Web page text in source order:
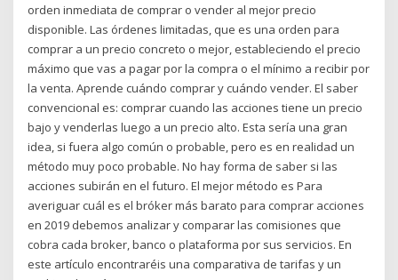
orden inmediata de comprar o vender al mejor precio
disponible. Las órdenes limitadas, que es una orden para
comprar a un precio concreto o mejor, estableciendo el precio
máximo que vas a pagar por la compra o el mínimo a recibir por
la venta. Aprende cuándo comprar y cuándo vender. El saber
convencional es: comprar cuando las acciones tiene un precio
bajo y venderlas luego a un precio alto. Esta sería una gran
idea, si fuera algo común o probable, pero es en realidad un
método muy poco probable. No hay forma de saber si las
acciones subirán en el futuro. El mejor método es Para
averiguar cuál es el bróker más barato para comprar acciones
en 2019 debemos analizar y comparar las comisiones que
cobra cada broker, banco o plataforma por sus servicios. En
este artículo encontraréis una comparativa de tarifas y un